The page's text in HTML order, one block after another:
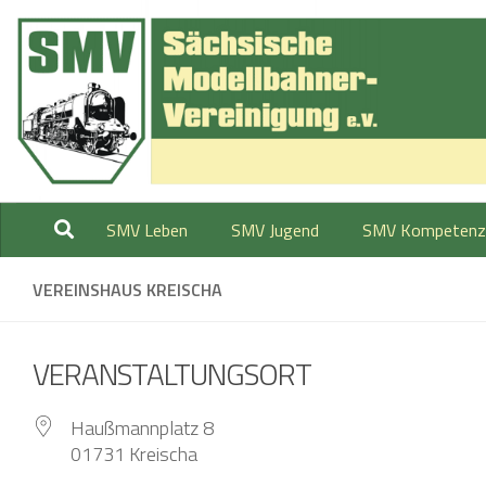
Zum Inhalt springen
SMV Leben SMV Jugend SMV Kompetenz
VEREINSHAUS KREISCHA
VERANSTALTUNGSORT
Haußmannplatz 8
01731 Kreischa